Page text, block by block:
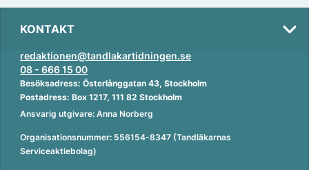
KONTAKT
redaktionen@tandlakartidningen.se
08 - 666 15 00
Besöksadress: Österlånggatan 43, Stockholm
Postadress: Box 1217, 111 82 Stockholm
Ansvarig utgivare: Anna Norberg
Organisationsnummer: 556154-8347 (Tandläkarnas
Serviceaktiebolag)